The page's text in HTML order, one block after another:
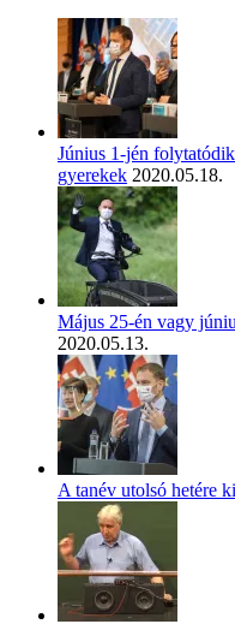
Június 1-jén
gyerekek 2020.05.18.
Május 25-én vagy
2020.05.13.
A tanév utolsó hetére